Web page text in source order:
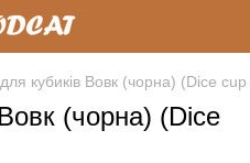
кубиків Вовк (чорна) (Dice
(чорна) (Dice